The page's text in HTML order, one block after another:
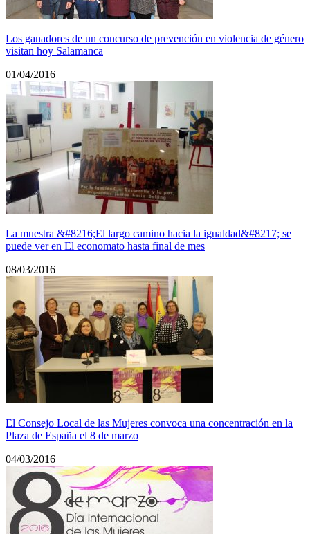
Los ganadores de un concurso de prevención en violencia de género
visitan hoy Salamanca
01/04/2016
La muestra &#8216;El largo camino hacia la igualdad&#8217; se
puede ver en El economato hasta final de mes
08/03/2016
El Consejo Local de las Mujeres convoca una concentración en la
Plaza de España el 8 de marzo
04/03/2016